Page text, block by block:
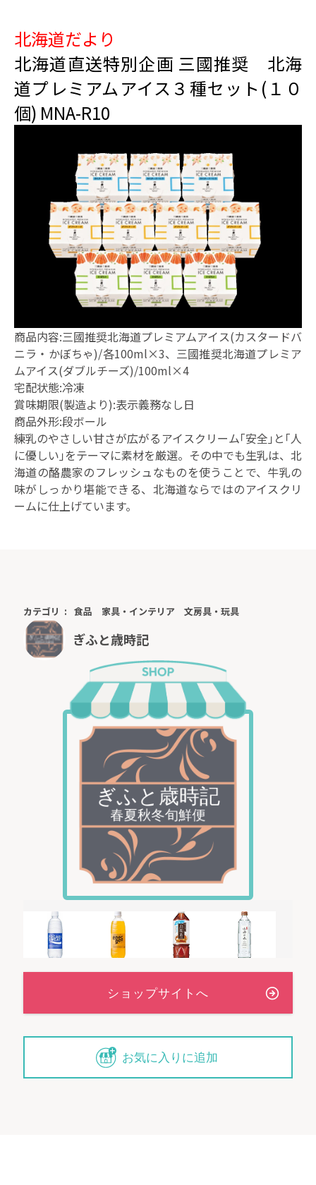
北海道だより
北海道直送特別企画 三國推奨 北海
道プレミアムアイス３種セット(１０
個) MNA-R10
商品内容:三國推奨北海道プレミアムアイス(カスタードバ
ニラ・かぼちゃ)/各100ml×3、三國推奨北海道プレミア
ムアイス(ダブルチーズ)/100ml×4
宅配状態:冷凍
賞味期限(製造より):表示義務なし日
商品外形:段ボール
練乳のやさしい甘さが広がるアイスクリーム｢安全｣と｢人
に優しい｣をテーマに素材を厳選。その中でも生乳は、北
海道の酪農家のフレッシュなものを使うことで、牛乳の
味がしっかり堪能できる、北海道ならではのアイスクリ
ームに仕上げています。
カテゴリ 食品 家具・インテリア 文房具・玩具
ぎふと歳時記
お気に入りに追加